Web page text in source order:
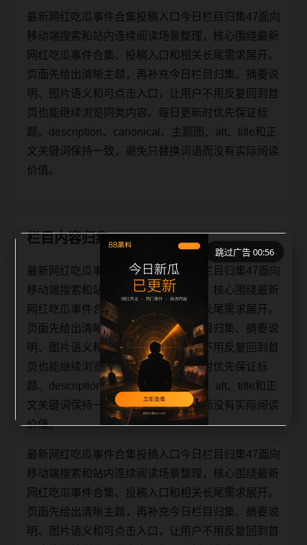
最新网红吃瓜事件合集投稿入口今日栏目归集47面向
移动端搜索和站内连续阅读场景整理，核心围绕最新
网红吃瓜事件合集、投稿入口和相关长尾需求展开。
页面先给出清晰主题，再补充今日栏目归集、摘要说
明、图片语义和可点击入口，让用户不用反复回到首
页也能继续浏览同类内容。每日更新时优先保证标
题、description、canonical、主题图、alt、title和正
文关键词保持一致，避免只替换词语而没有实际阅读
价值。
栏目内容归集
最新网红吃瓜事件合集投稿入口今日栏目归集47面向
移动端搜索和站内连续阅读场景整理，核心围绕最新
网红吃瓜事件合集、投稿入口和相关长尾需求展开。
页面先给出清晰主题，再补充今日栏目归集、摘要说
明、图片语义和可点击入口，让用户不用反复回到首
页也能继续浏览同类内容。每日更新时优先保证标
题、description、canonical、主题图、alt、title和正
文关键词保持一致，避免只替换词语而没有实际阅读
价值。
最新网红吃瓜事件合集投稿入口今日栏目归集47面向
移动端搜索和站内连续阅读场景整理，核心围绕最新
网红吃瓜事件合集、投稿入口和相关长尾需求展开。
页面先给出清晰主题，再补充今日栏目归集、摘要说
明、图片语义和可点击入口，让用户不用反复回到首
跳过广告 00:56